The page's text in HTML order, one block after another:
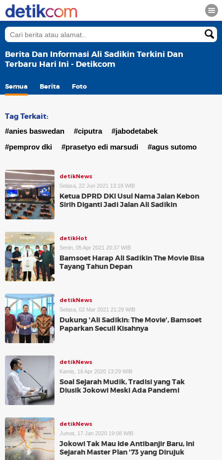
Berita Dan Informasi Ali Sadikin Terkini Dan
Terbaru Hari Ini - Detikcom
Semua Berita Foto
Tag Terkait:
#anies baswedan #ciputra
#jabodetabek
#pemprov dki
#prasetyo edi marsudi #agus sutomo
detikNews
Selasa, 22 Jun 2021 13:18 WIB
Ketua DPRD DKI Usul Nama Jalan Kebon
Sirih Diganti Jadi Jalan Ali Sadikin
detikHot
Senin, 05 Apr 2021 20:37 WIB
Bamsoet Harap Ali Sadikin The Movie Bisa
Tayang Tahun Depan
detikNews
Selasa, 02 Mar 2021 21:29 WIB
Dukung 'Ali Sadikin: The Movie', Bamsoet
Paparkan Secuil Kisahnya
detikNews
Kamis, 16 Apr 2020 13:29 WIB
Soal Sejarah Mudik, Tradisi yang Tak
Diusik Jokowi Meski Ada Pandemi
detikNews
Jumat, 17 Jan 2020 19:08 WIB
Jokowi Tak Mau Ide Antibanjir Baru, Ini
Sejarah Master Plan '73 yang Dirujuk